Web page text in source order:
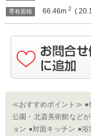
専有面積 66.46m2 (
≪おすすめポイント≫ ●
公園・北斎美術館など
ョン ●対面キッチン ●